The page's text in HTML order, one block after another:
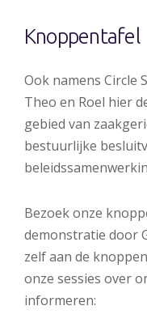
Knoppentafel
Ook namens Circle
Theo en Roel hier
gebied van
bestuurlijke
Bezoek onze
demonstratie door
zelf aan de
onze sessies over
informeren: